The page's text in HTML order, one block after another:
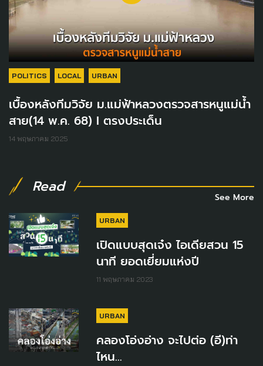
POLITICS LOCAL URBAN
เบื้องหลังทีมวิจัย ม.แม่ฟ้าหลวงตรวจสารหนูแม่น้ำ
สาย(14 พ.ค. 68) I ตรงประเด็น
14 พฤษภาคม 2025
Read
See More
URBAN
เปิดแบบสุดเจ๋ง ไอเดียสวน 15
นาที ยอดเยี่ยมแห่งปี
11 พฤษภาคม 2023
URBAN
คลองโอ่งอ่าง จะไปต่อ (อี)ท่า
ไหน...